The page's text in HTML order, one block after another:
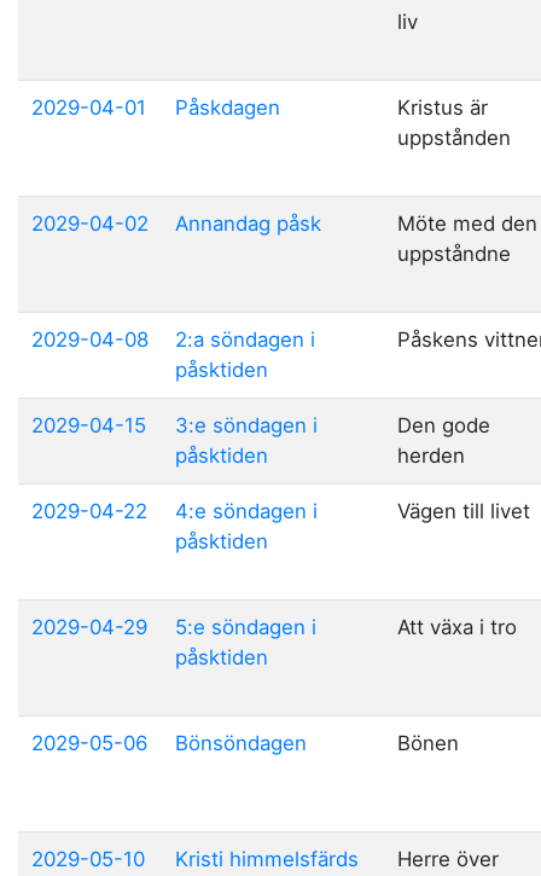
liv
2029-04-01 Påskdagen
Kristus är
uppstånden
2029-04-02 Annandag påsk
Möte med den
uppståndne
2029-04-08
2:a söndagen i
påsktiden
Påskens
2029-04-15
3:e söndagen i
påsktiden
Den gode
herden
2029-04-22
4:e söndagen i
påsktiden
Vägen till livet
2029-04-29
5:e söndagen i
påsktiden
Att växa i tro
2029-05-06 Bönsöndagen Bönen
2029-05-10
Kristi himmelsfärds
Herre över